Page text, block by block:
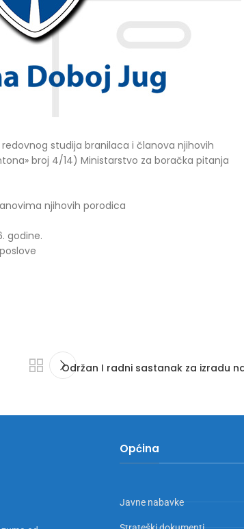
redovnog studija branilaca i članova njihovih
broj 4/14) Ministarstvo za boračka pitanja
njihovih porodica
godine.
Održan I radni sastanak za izradu
Općina
Javne nabavke